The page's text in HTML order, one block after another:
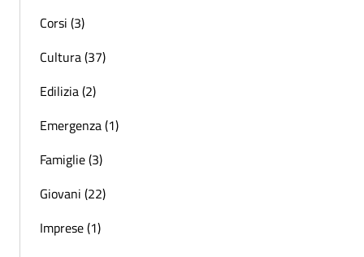
Corsi (3)
Cultura (37)
Edilizia (2)
Emergenza (1)
Famiglie (3)
Giovani (22)
Imprese (1)